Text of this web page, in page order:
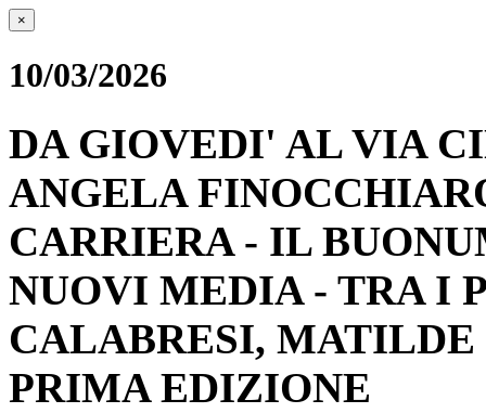
×
10/03/2026
DA GIOVEDI' AL VIA
ANGELA
CARRIERA - IL
NUOVI MEDIA - TRA I
CALABRESI,
PRIMA EDIZIONE